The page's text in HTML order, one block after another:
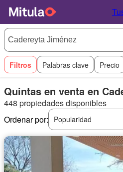
Filtros Palabras clave Precio
Quintas en venta en
448 propiedades disponibles
Ordenar por:
Popularidad